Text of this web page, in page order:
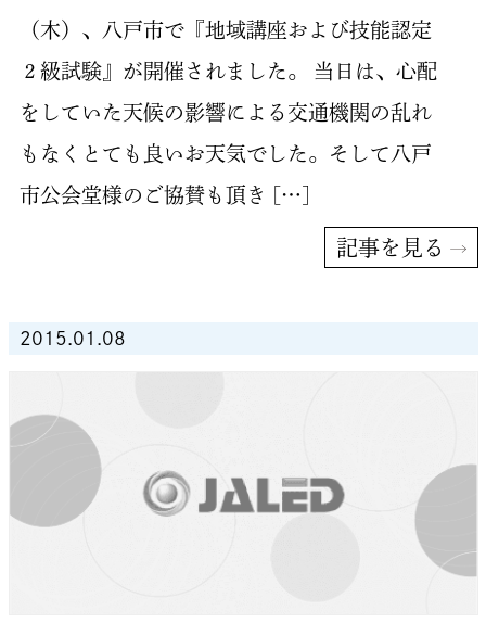
（木）、八戸市で『地域講座および技能認定
２級試験』が開催されました。 当日は、心配
をしていた天候の影響による交通機関の乱れ
もなくとても良いお天気でした。そして八戸
市公会堂様のご協賛も頂き […]
記事を見る
2015.01.08